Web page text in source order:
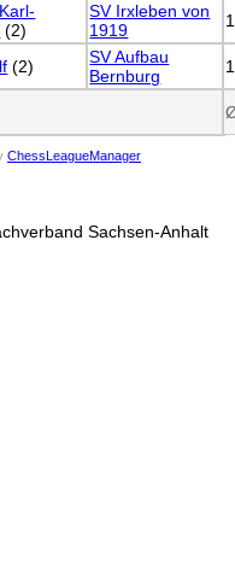
(2)
SV Irxleben von
1919
(2)
SV Aufbau
Bernburg
ChessLeagueManager
Sachsen-Anhalt